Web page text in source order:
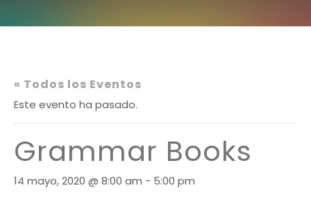
« Todos los Eventos
Este evento ha pasado.
Grammar Books
14 mayo, 2020 @ 8:00 am - 5:00 pm